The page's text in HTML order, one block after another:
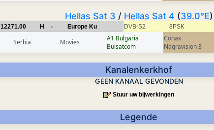
Hellas Sat 3 / Hellas Sat 4 (39.0°E)
12271.00 H - Europe Ku DVB-S2 8PSK
Serbia Movies
A1 Bulgaria
Bulsatcom
Conax
Nagravision 3
Kanalenkerkhof
GEEN KANAAL GEVONDEN
Stuur uw bijwerkingen
Legende